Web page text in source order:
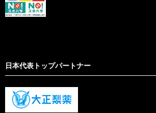
日本代表トップパートナー